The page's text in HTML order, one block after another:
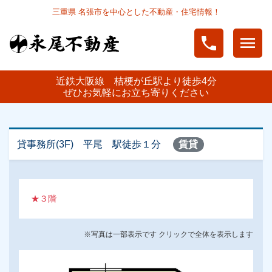
三重県 名張市を中心とした不動産・住宅情報！
phone menu
近鉄大阪線 桔梗が丘駅より徒歩4分
ぜひお気軽にお立ち寄りください
貸事務所(3F) 平尾 駅徒歩１分 賃貸
★３階
※写真は一部表示です クリックで全体を表示します